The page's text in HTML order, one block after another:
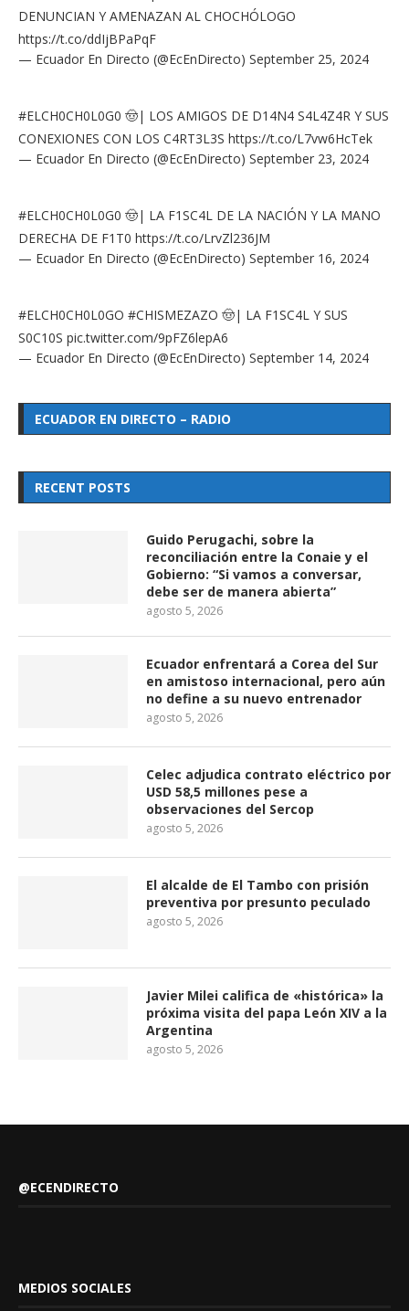
DENUNCIAN Y AMENAZAN AL CHOCHÓLOGO
https://t.co/ddIjBPaPqF
— Ecuador En Directo (@EcEnDirecto) September 25, 2024
#ELCH0CH0L0G0 🤠| LOS AMIGOS DE D14N4 S4L4Z4R Y SUS
CONEXIONES CON LOS C4RT3L3S https://t.co/L7vw6HcTek
— Ecuador En Directo (@EcEnDirecto) September 23, 2024
#ELCH0CH0L0G0 🤠| LA F1SC4L DE LA NACIÓN Y LA MANO
DERECHA DE F1T0 https://t.co/LrvZl236JM
— Ecuador En Directo (@EcEnDirecto) September 16, 2024
#ELCH0CH0L0GO #CHISMEZAZO 🤠| LA F1SC4L Y SUS
S0C10S pic.twitter.com/9pFZ6lepA6
— Ecuador En Directo (@EcEnDirecto) September 14, 2024
ECUADOR EN DIRECTO – RADIO
RECENT POSTS
Guido Perugachi, sobre la
reconciliación entre la Conaie y el
Gobierno: “Si vamos a conversar,
debe ser de manera abierta”
agosto 5, 2026
Ecuador enfrentará a Corea del Sur
en amistoso internacional, pero aún
no define a su nuevo entrenador
agosto 5, 2026
Celec adjudica contrato eléctrico por
USD 58,5 millones pese a
observaciones del Sercop
agosto 5, 2026
El alcalde de El Tambo con prisión
preventiva por presunto peculado
agosto 5, 2026
Javier Milei califica de «histórica» la
próxima visita del papa León XIV a la
Argentina
agosto 5, 2026
@ECENDIRECTO
MEDIOS SOCIALES